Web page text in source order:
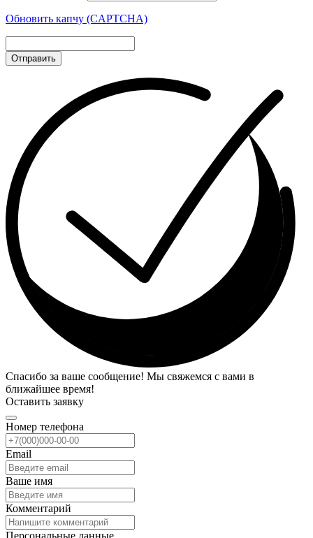
Обновить капчу (CAPTCHA)
Отправить
Спасибо за ваше сообщение! Мы свяжемся с вами в
ближайшее время!
Оставить заявку
Номер телефона
Email
Ваше имя
Комментарий
Персональные данные